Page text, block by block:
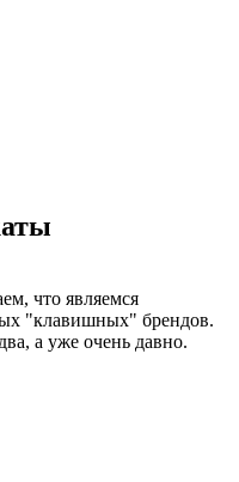
что являемся
"клавишных" брендов.
а уже очень давно.